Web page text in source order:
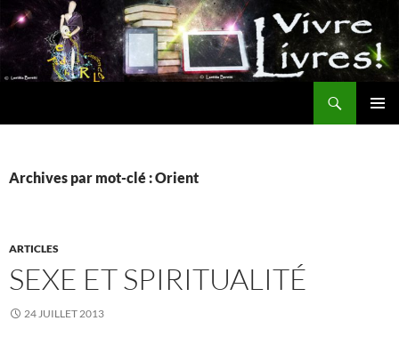
Aller
au
contenu
Archives par mot-clé : Orient
ARTICLES
SEXE ET SPIRITUALITÉ
24 JUILLET 2013